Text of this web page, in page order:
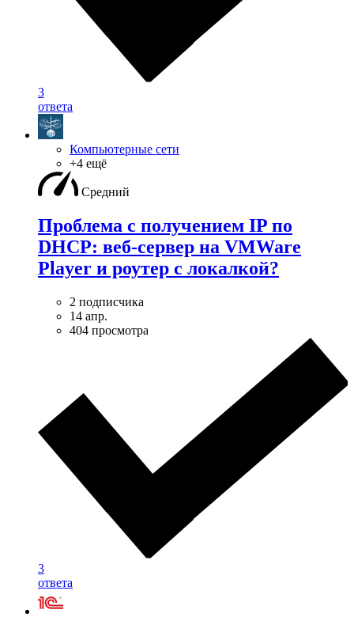
3
ответа
Компьютерные сети
+4 ещё
Средний
Проблема с получением IP по
DHCP: веб-сервер на VMWare
Player и роутер с локалкой?
2 подписчика
14 апр.
404 просмотра
3
ответа